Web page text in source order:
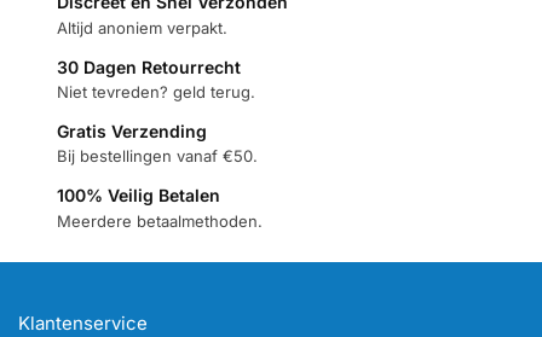
Altijd anoniem verpakt.
30 Dagen Retourrecht
Niet tevreden? geld terug.
Gratis Verzending
Bij bestellingen vanaf €50.
100% Veilig Betalen
Meerdere betaalmethoden.
Klantenservice